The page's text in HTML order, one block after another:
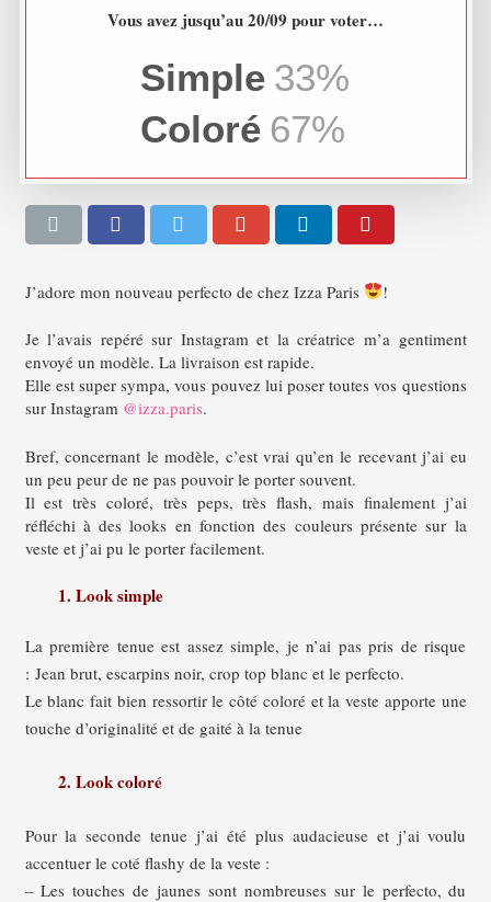
Vous avez jusqu’au 20/09 pour voter…
Simple 33%
Coloré 67%
J’adore mon nouveau perfecto de chez Izza Paris !
Je l’avais repéré sur Instagram et la créatrice m’a gentiment
envoyé un modèle. La livraison est rapide.
Elle est super sympa, vous pouvez lui poser toutes vos questions
sur Instagram @izza.paris.
Bref, concernant le modèle, c’est vrai qu’en le recevant j’ai eu
un peu peur de ne pas pouvoir le porter souvent.
Il est très coloré, très peps, très flash, mais finalement j’ai
réfléchi à des looks en fonction des couleurs présente sur la
veste et j’ai pu le porter facilement.
1. Look simple
La première tenue est assez simple, je n’ai pas pris de risque
: Jean brut, escarpins noir, crop top blanc et le perfecto.
Le blanc fait bien ressortir le côté coloré et la veste apporte une
touche d’originalité et de gaité à la tenue
2. Look coloré
Pour la seconde tenue j’ai été plus audacieuse et j’ai voulu
accentuer le coté flashy de la veste :
– Les touches de jaunes sont nombreuses sur le perfecto, du